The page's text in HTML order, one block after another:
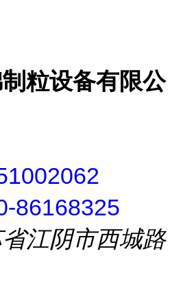
粒设备有限公
86168325
江阴市西城路